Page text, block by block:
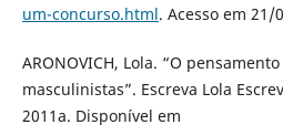
um-concurso.html. Acesso em 21/
ARONOVICH, Lola. “O
masculinistas”. Escreva Lola
2011a. Disponível em